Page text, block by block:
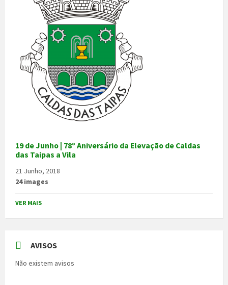
19 de Junho | 78º Aniversário da Elevação de Caldas
das Taipas a Vila
21 Junho, 2018
24 images
VER MAIS
AVISOS
Não existem avisos